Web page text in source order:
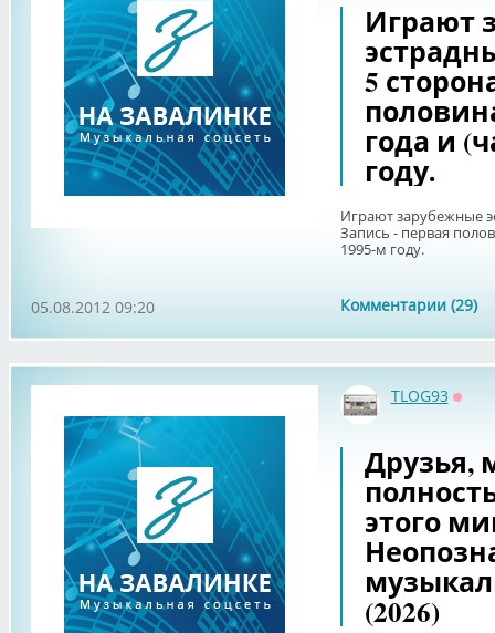
Играют
5
года и
году.
Играют зарубежные
Запись - первая
1995-м году.
Комментарии (29)
05.08.2012 09:20
TLOG93
Друзья,
этого
(2026)